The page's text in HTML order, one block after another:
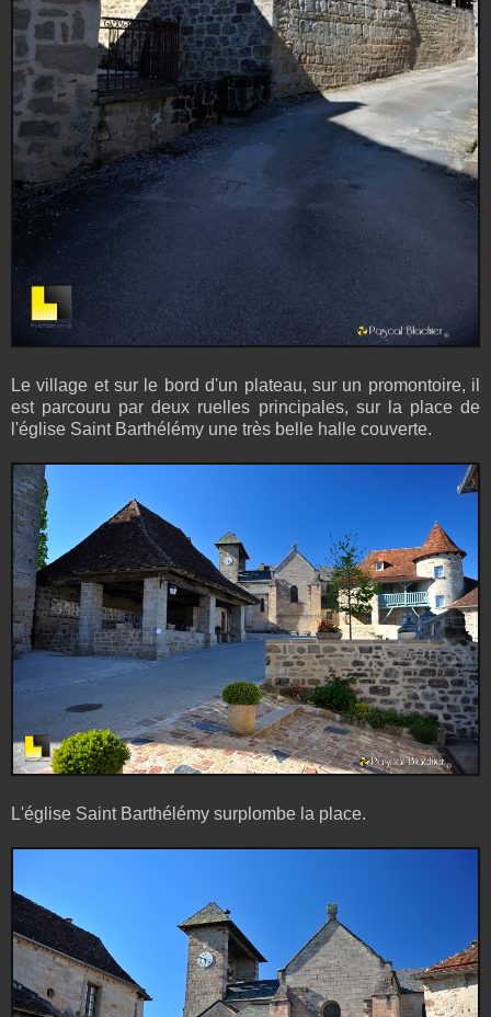
Le village et sur le bord d'un plateau, sur un promontoire, il
est parcouru par deux ruelles principales, sur la place de
l'église Saint Barthélémy une très belle halle couverte.
L'église Saint Barthélémy surplombe la place.